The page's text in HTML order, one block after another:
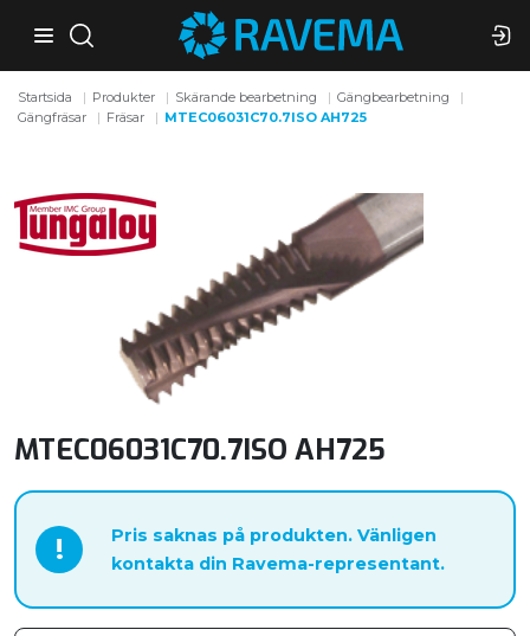
Startsida Produkter Skärande bearbetning
Gängbearbetning
Gängfräsar
Fräsar MTEC06031C70.7ISO AH725
MTEC06031C70.7ISO AH725
!
Pris saknas på produkten. Vänligen
kontakta din Ravema-representant.